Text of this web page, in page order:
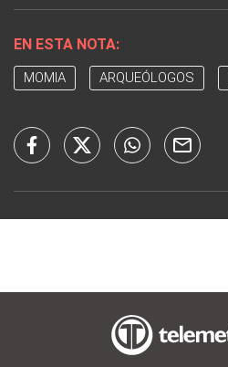
EN ESTA NOTA:
MOMIA ARQUEÓLOGOS